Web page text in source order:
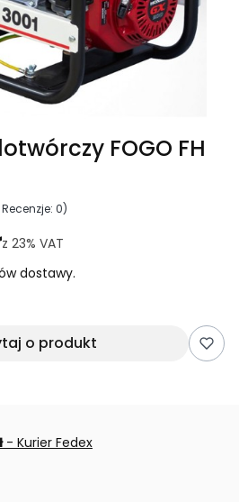
FOGO FH
0)
Opinie
z 23% VAT
dostawy.
o produkt
- Kurier Fedex